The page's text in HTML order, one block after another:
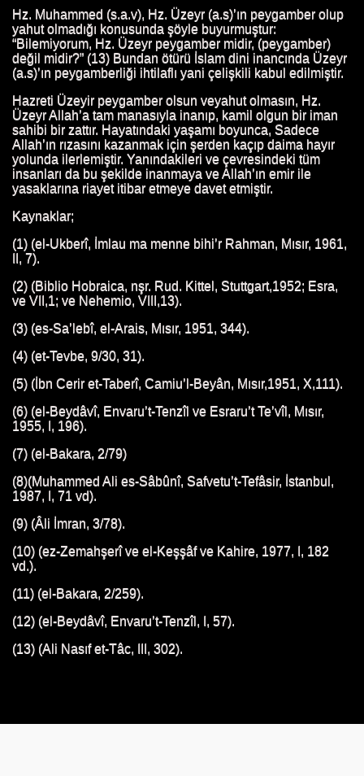
Hz. Muhammed (s.a.v), Hz. Üzeyr (a.s)’ın peygamber olup
yahut olmadığı konusunda şöyle buyurmuştur:
“Bilemiyorum, Hz. Üzeyr peygamber midir, (peygamber)
değil midir?” (13) Bundan ötürü İslam dini inancında Üzeyr
(a.s)’ın peygamberliği ihtilaflı yani çelişkili kabul edilmiştir.
Hazreti Üzeyir peygamber olsun veyahut olmasın, Hz.
Üzeyr Allah’a tam manasıyla inanıp, kamil olgun bir iman
sahibi bir zattır. Hayatındaki yaşamı boyunca, Sadece
Allah’ın rızasını kazanmak için şerden kaçıp daima hayır
yolunda ilerlemiştir. Yanındakileri ve çevresindeki tüm
insanları da bu şekilde inanmaya ve Allah’ın emir ile
yasaklarına riayet itibar etmeye davet etmiştir.
Kaynaklar;
(1) (el-Ukberî, İmlau ma menne bihi’r Rahman, Mısır, 1961,
II, 7).
(2) (Biblio Hobraica, nşr. Rud. Kittel, Stuttgart,1952; Esra,
ve VII,1; ve Nehemio, VIII,13).
(3) (es-Sa’lebî, el-Arais, Mısır, 1951, 344).
(4) (et-Tevbe, 9/30, 31).
(5) (İbn Cerir et-Taberî, Camiu’l-Beyân, Mısır,1951, X,111).
(6) (el-Beydâvî, Envaru’t-Tenzîl ve Esraru’t Te’vîl, Mısır,
1955, I, 196).
(7) (el-Bakara, 2/79)
(8)(Muhammed Ali es-Sâbûnî, Safvetu’t-Tefâsir, İstanbul,
1987, I, 71 vd).
(9) (Âli İmran, 3/78).
(10) (ez-Zemahşerî ve el-Keşşâf ve Kahire, 1977, I, 182
vd.).
(11) (el-Bakara, 2/259).
(12) (el-Beydâvî, Envaru’t-Tenzîl, I, 57).
(13) (Ali Nasıf et-Tâc, III, 302).
HAYATI
HAYATI